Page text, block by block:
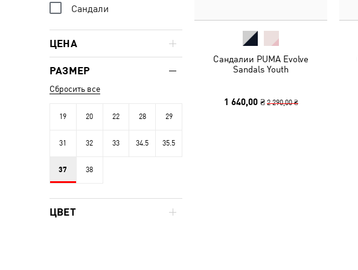
Сандалии PUMA Evolve
Sandals Youth
1 640,00 ₴ 2 290,00 ₴
Сандали
ЦЕНА
РАЗМЕР
Сбросить все
19 20 22 28 29
31 32 33 34.5 35.5
37 38
ЦВЕТ